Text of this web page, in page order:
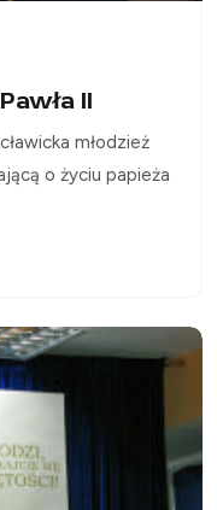
II
młodzież
o życiu papieża